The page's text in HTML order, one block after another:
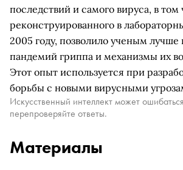
последствий и самого вируса, в том
реконструированного в
2005 году, позволило ученым лучше
пандемий гриппа и механизмы их
Этот опыт используется при
борьбы с новыми вирусными
Искусственный интеллект может
перепроверяйте ответы.
Материалы